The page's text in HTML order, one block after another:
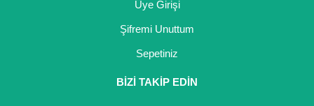
Üye Girişi
Şifremi Unuttum
Sepetiniz
BİZİ TAKİP EDİN